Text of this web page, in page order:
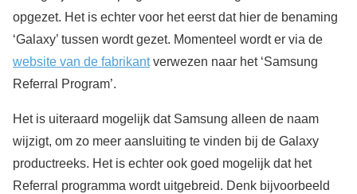
opgezet. Het is echter voor het eerst dat hier de benaming
‘Galaxy’ tussen wordt gezet. Momenteel wordt er via de
website van de fabrikantverwezen naar het ‘Samsung
Referral Program’.
Het is uiteraard mogelijk dat Samsung alleen de naam
wijzigt, om zo meer aansluiting te vinden bij de Galaxy
productreeks. Het is echter ook goed mogelijk dat het
Referral programma wordt uitgebreid. Denk bijvoorbeeld